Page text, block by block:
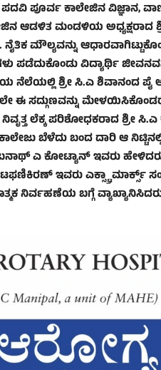
ಪದವಿ ಪೂರ್ವ ಕಾಲೇಜಿನ ವಿಜ್ಞಾನ,
ಆಡಳಿತ ಮಂಡಳಿಯ ಅಧ್ಯಕ್ಷರಾದ
ಮೌಲ್ಯವನ್ನು
ಪಡೆದುಕೊಂಡು ವಿದ್ಯಾರ್ಥಿ
ನೆಲೆಯಲ್ಲಿ ಶ್ರೀ ಸಿ.ಎ ಶಿವಾನಂದ ಪೈ
ಈ ಸದ್ಗುಣವನ್ನು
ಲೆಕ್ಕ ಪರಿಶೋಧಕರಾದ ಶ್ರೀ
ಬೆಳೆದು ಬಂದ ದಾರಿ ಆ
ಎ ಕೋಟ್ಯಾನ್ ಇವರು
ಇವರು ಎಕ್ಸ್ಟ್ರಾ ಮಾರ್ಕ್ಸ್
ನಿರ್ವಹಣೆಯ ಬಗ್ಗೆ